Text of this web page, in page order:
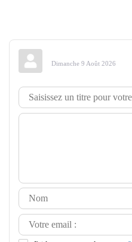
Dimanche 9 Août 2026